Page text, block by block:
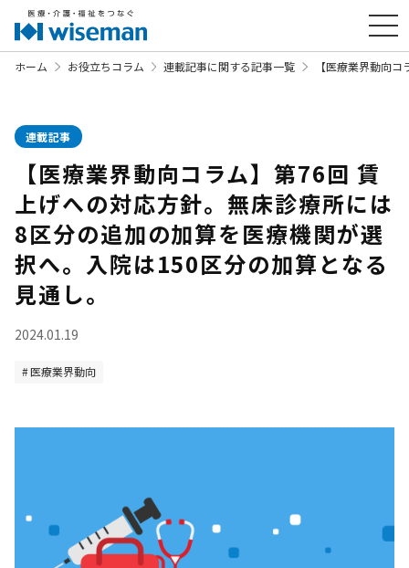
ホーム お役立ちコラム 連載記事に関する記事一覧 【医療業界動向
連載記事
【医療業界動向コラム】第76回 賃
上げへの対応方針。無床診療所には
8区分の追加の加算を医療機関が選
択へ。入院は150区分の加算となる
見通し。
2024.01.19
医療業界動向